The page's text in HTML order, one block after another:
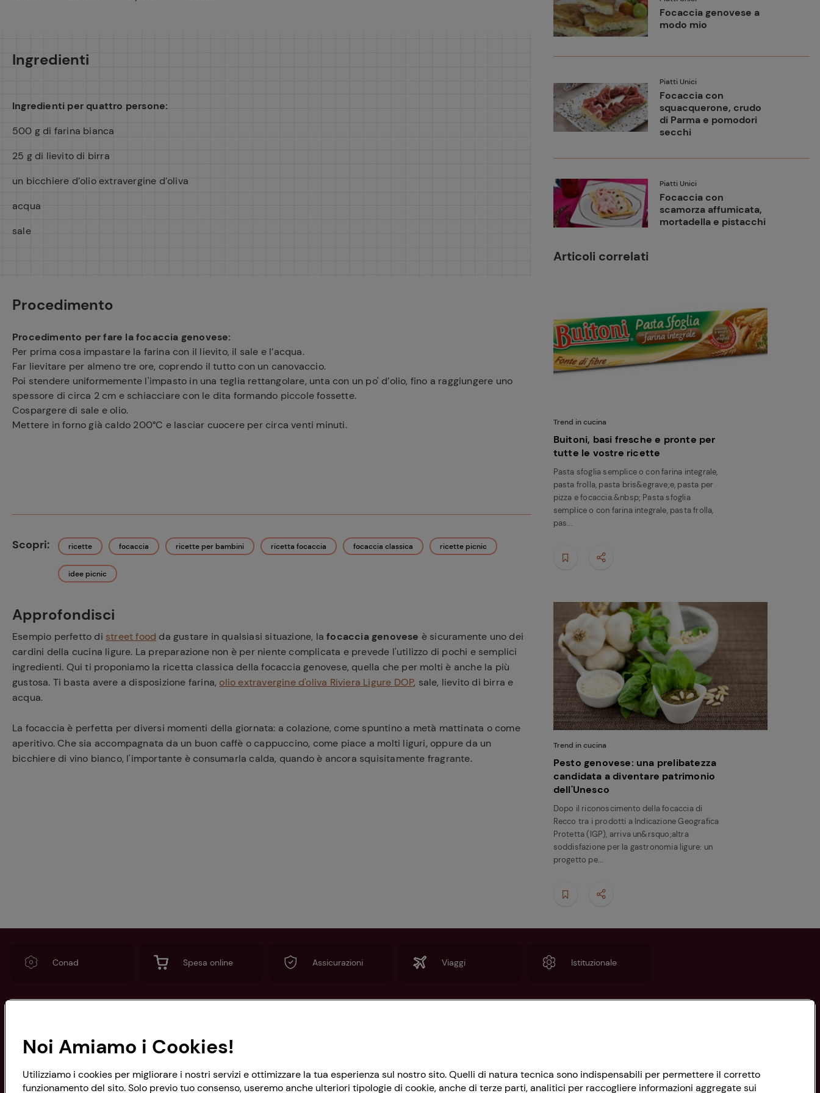
Ingredienti
Ingredienti per quattro persone:
500 g di farina bianca
25 g di lievito di birra
un bicchiere d’olio extravergine d’oliva
acqua
sale
Procedimento
Procedimento per fare la focaccia genovese:
Per prima cosa impastare la farina con il lievito, il sale e l’acqua.
Far lievitare per almeno tre ore, coprendo il tutto con un canovaccio.
Poi stendere uniformemente l'impasto in una teglia rettangolare, unta con un po' d’olio, fino a raggiungere uno
spessore di circa 2 cm e schiacciare con le dita formando piccole fossette.
Cospargere di sale e olio.
Mettere in forno già caldo 200°C e lasciar cuocere per circa venti minuti.
Scopri: ricette focaccia ricette per bambini ricetta focaccia focaccia classica ricette picnic
idee picnic
Approfondisci
Esempio perfetto di street food da gustare in qualsiasi situazione, lafocaccia genovese è sicuramente uno dei
cardini della cucina ligure. La preparazione non è per niente complicata e prevede l'utilizzo di pochi e semplici
ingredienti. Qui ti proponiamo la ricetta classica della focaccia genovese, quella che per molti è anche la più
gustosa. Ti basta avere a disposizione farina, olio extravergine d'oliva Riviera Ligure DOP, sale, lievito di birra e
acqua.
La focaccia è perfetta per diversi momenti della giornata: a colazione, come spuntino a metà mattinata o come
aperitivo. Che sia accompagnata da un buon caffè o cappuccino, come piace a molti liguri, oppure da un
bicchiere di vino bianco, l'importante è consumarla calda, quando è ancora squisitamente fragrante.
Focaccia genovese a
modo mio
Piatti Unici
Focaccia con
squacquerone, crudo
di Parma e pomodori
secchi
Piatti Unici
Focaccia con
scamorza affumicata,
mortadella e pistacchi
Articoli correlati
Trend in cucina
Buitoni, basi fresche e pronte per
tutte le vostre ricette
Pasta sfoglia semplice o con farina integrale,
pasta frolla, pasta bris&egrave;e, pasta per
pizza e focaccia.&nbsp; Pasta sfoglia
semplice o con farina integrale, pasta frolla,
pas...
Trend in cucina
Pesto genovese: una prelibatezza
candidata a diventare patrimonio
dell'Unesco
Dopo il riconoscimento della focaccia di
Recco tra i prodotti a Indicazione Geografica
Protetta (IGP), arriva un&rsquo;altra
soddisfazione per la gastronomia ligure: un
progetto pe...
Conad Spesa online Assicurazioni Viaggi Istituzionale
Cookie Policy
Via Michelino, 59 | 40127 BOLOGNA
Codice Fiscale e Registro Imprese
di Bologna 00865960157
PARTITA IVA 03320960374
Noi Amiamo i Cookies!
Utilizziamo i cookies per migliorare i nostri servizi e ottimizzare la tua esperienza sul nostro sito. Quelli di natura tecnica sono indispensabili per permettere il corretto
funzionamento del sito. Solo previo tuo consenso, useremo anche ulteriori tipologie di cookie, anche di terze parti, analitici per raccogliere informazioni aggregate sui